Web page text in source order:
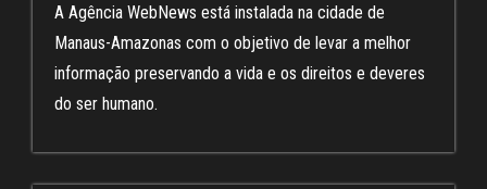
A Agência WebNews está instalada na cidade de
Manaus-Amazonas com o objetivo de levar a melhor
informação preservando a vida e os direitos e deveres
do ser humano.